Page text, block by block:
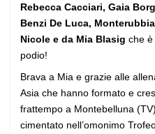
Rebecca Cacciari, Gaia
Benzi De Luca,
Nicole e da Mia Blasig che è
podio!
Brava a Mia e grazie alle
Asia che hanno formato e
frattempo a Montebelluna
cimentato nell’omonimo